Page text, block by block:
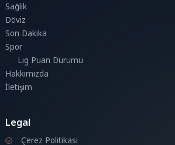
Sağlık
Döviz
Son Dakika
Spor
Lig Puan Durumu
Hakkımızda
İletişim
Legal
Çerez Politikası